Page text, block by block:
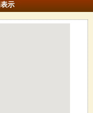
表示